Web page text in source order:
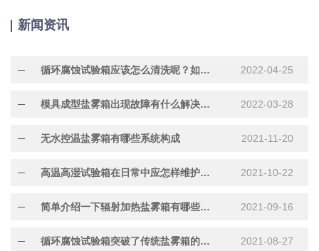
新闻资讯
循环腐蚀试验箱应该怎么清洗呢？如何才能保养好呢？ 2022-04-25
模具成型盐雾箱出现故障有什么解决方法 2022-03-28
无水控温盐雾箱有哪些系统构成 2021-11-20
高温高湿试验箱在日常中应怎样维护保养 2021-10-22
简单介绍一下辐射加热盐雾箱有哪些作用呢 2021-09-16
循环腐蚀试验箱突破了传统盐雾箱的概念 2021-08-27